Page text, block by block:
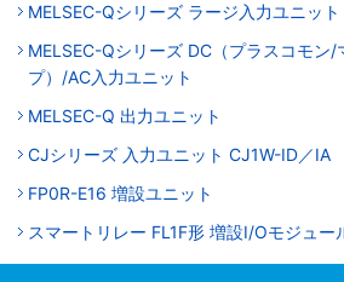
MELSEC-Qシリーズ ラージ入力ユニット
MELSEC-Qシリーズ DC（プラスコモン/
プ）/AC入力ユニット
MELSEC-Q 出力ユニット
CJシリーズ 入力ユニット CJ1W-ID／IA
FP0R-E16 増設ユニット
スマートリレー FL1F形 増設I/Oモジュー